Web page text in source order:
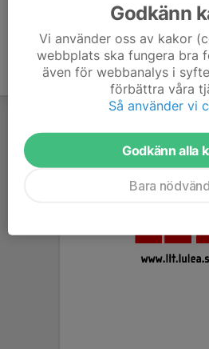
Godkänn
Vi använder oss av kakor
webbplats ska fungera bra
även för webbanalys i
förbättra våra
Så använder vi
Godkänn alla
Bara